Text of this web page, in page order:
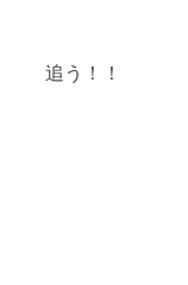
追う！！